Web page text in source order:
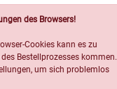
bestellt:
des Browsers!
Cookies kann es zu
Bestellprozesses kommen.
um sich problemlos